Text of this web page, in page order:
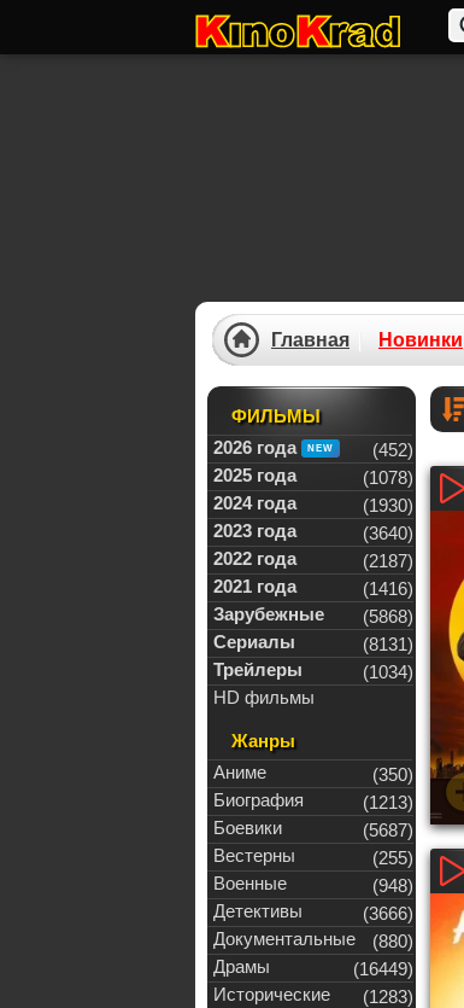
ФИЛЬМЫ
2026 года
(452)
2025 года
(1078)
2024 года
(1930)
2023 года
(3640)
2022 года
(2187)
2021 года
(1416)
Зарубежные
(5868)
Сериалы
(8131)
Трейлеры
(1034)
HD фильмы
Жанры
Аниме
(350)
Биография
(1213)
Боевики
(5687)
Вестерны
(255)
Военные
(948)
Детективы
(3666)
Документальные
(880)
Драмы
(16449)
Исторические
(1283)
Главная Новинки